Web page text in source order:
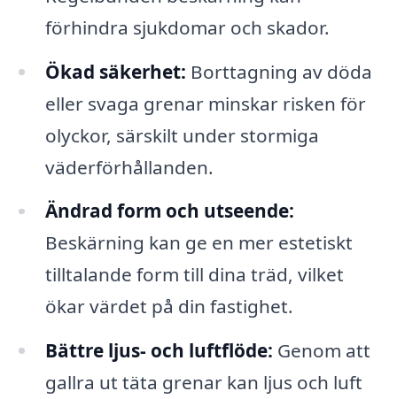
förhindra sjukdomar och skador.
Ökad säkerhet: Borttagning av döda
eller svaga grenar minskar risken för
olyckor, särskilt under stormiga
väderförhållanden.
Ändrad form och utseende:
Beskärning kan ge en mer estetiskt
tilltalande form till dina träd, vilket
ökar värdet på din fastighet.
Bättre ljus- och luftflöde: Genom att
gallra ut täta grenar kan ljus och luft